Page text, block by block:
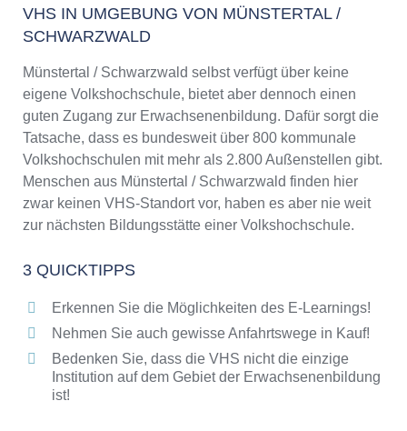
Schwarzwald
3 Quicktipps
Schwarzwald finden
Keine VHS in Münstertal / Schwarzwald
Online-Kurse: Pro und Contra
Online-Kurse als alternative Angebote zu
VHS-Kursen
Die VHS als Inbegriff der Erwachsenenbildung
Das bundesweite Netzwerk der
Abendschulen rund um Münstertal /
Checkliste: So erkennen Sie gute
Bildungsangebote der VHS
VHS IN UMGEBUNG VON MÜNSTERTAL /
SCHWARZWALD
Münstertal / Schwarzwald selbst verfügt über keine
eigene Volkshochschule, bietet aber dennoch einen
guten Zugang zur Erwachsenenbildung. Dafür sorgt die
Tatsache, dass es bundesweit über 800 kommunale
Volkshochschulen mit mehr als 2.800 Außenstellen gibt.
Menschen aus Münstertal / Schwarzwald finden hier
zwar keinen VHS-Standort vor, haben es aber nie weit
zur nächsten Bildungsstätte einer Volkshochschule.
3 QUICKTIPPS
Erkennen Sie die Möglichkeiten des E-Learnings!
Nehmen Sie auch gewisse Anfahrtswege in Kauf!
Bedenken Sie, dass die VHS nicht die einzige
Institution auf dem Gebiet der Erwachsenenbildung
ist!